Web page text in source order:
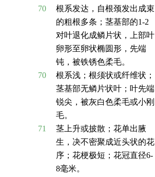
70
根系发达，自根颈发出成束
的粗根多条；茎基部的1-2
对叶退化成鳞片状，上部叶
卵形至卵状椭圆形，先端
钝，被铁锈色柔毛。
70
根系浅；根须状或纤维状；
茎基部无鳞片状叶；叶先端
锐尖，被灰白色柔毛或小刚
毛。
71
茎上升或披散；花单出腋
生，决不密聚成近头状的花
序；花梗极短；花冠直径6-
8毫米。